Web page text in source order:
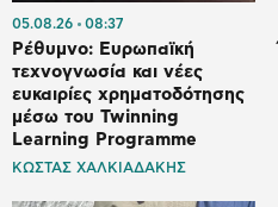
05.08.26 08:37
Ρέθυμνο: Ευρωπαϊκή
τεχνογνωσία και νέες
ευκαιρίες χρηματοδότησης
μέσω του Twinning
Learning Programme
ΚΩΣΤΑΣ ΧΑΛΚΙΑΔΑΚΗΣ